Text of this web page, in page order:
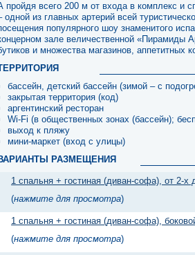
пройдя всего 200 м от входа в комплекс и
одной из главных артерий всей
популярного шоу знаменитого
зале величественной «Пирамиды
и множества магазинов, аппетитных
бассейн, детский бассейн (зимой – с
закрытая территория (код)
аргентинский ресторан
Wi-Fi (в общественных зонах (бассейн);
выход к пляжу
мини-маркет (вход с улицы)
РАЗМЕЩЕНИЯ
1 спальня + гостиная (диван-софа), от 2-х
(нажмите для просмотра)
1 спальня + гостиная (диван-софа),
(нажмите для просмотра)